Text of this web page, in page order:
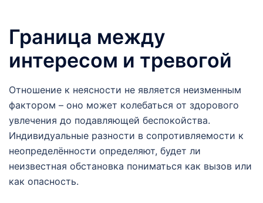
Граница между
интересом и тревогой
Отношение к неясности не является неизменным
фактором – оно может колебаться от здорового
увлечения до подавляющей беспокойства.
Индивидуальные разности в сопротивляемости к
неопределённости определяют, будет ли
неизвестная обстановка пониматься как вызов или
как опасность.